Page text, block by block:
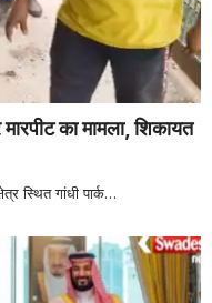
का मामला, शिकायत
स्थित गांधी पार्क…